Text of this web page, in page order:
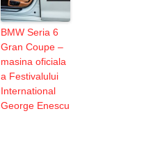
BMW Seria 6
Gran Coupe –
masina oficiala
a Festivalului
International
George Enescu